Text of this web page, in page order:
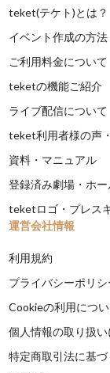
teket(テケト)とは？
イベント作成の方法
ご利用料金について
teketの機能ご紹介
ライブ配信について
teket利用者様の声
資料・マニュアル
登録済み劇場・ホ
teketロゴ・プレス
運営会社情報
利用規約
プライバシーポリシ
Cookieの利用につ
個人情報の取り扱
特定商取引法に基